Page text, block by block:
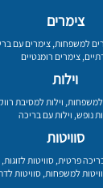
צימרים
למשפחות, צימרים עם
,צימרים רומנטיים
וילות
למשפחות, וילות למסיבת
נופש, וילות עם בריכה
סוויטות
פרטית,סוויטות לזוגות,
למשפחות,סוויטות